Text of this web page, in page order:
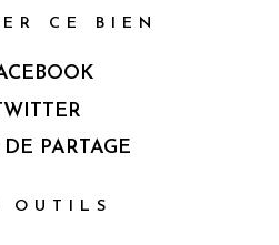
CE BIEN
DE PARTAGE
OUTILS